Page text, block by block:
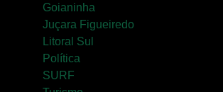
Goianinha
Juçara Figueiredo
Litoral Sul
Política
SURF